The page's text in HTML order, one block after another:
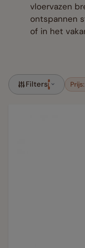
vloervazen
ontspannen
of in het
Filters1